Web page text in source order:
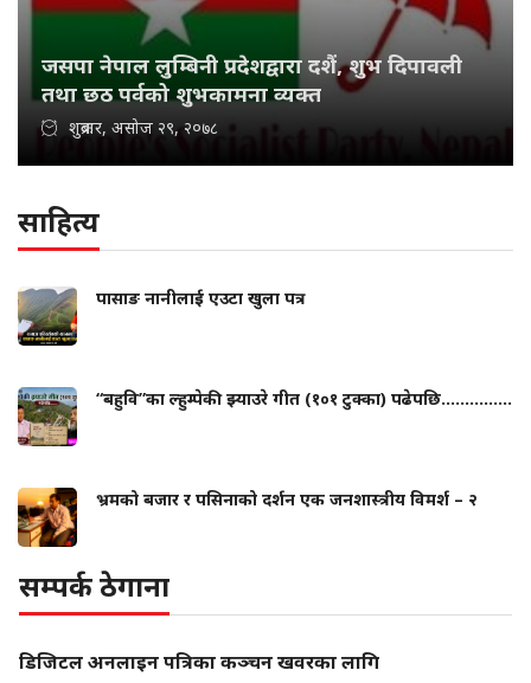
जसपा नेपाल लुम्बिनी प्रदेशद्वारा दशैं, शुभ दिपावली
तथा छठ पर्वको शुभकामना व्यक्त
शुक्रबार, असोज २९, २०७८
साहित्य
पासाङ नानीलाई एउटा खुला पत्र
“बहुवि”का ल्हुम्पेकी झ्याउरे गीत (१०१ टुक्का) पढेपछि...............
भ्रमको बजार र पसिनाको दर्शन एक जनशास्त्रीय विमर्श – २
सम्पर्क ठेगाना
डिजिटल अनलाइन पत्रिका कञ्चन खवरका लागि